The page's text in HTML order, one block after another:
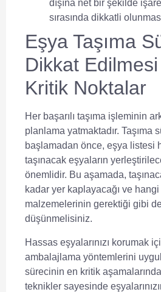
dışına net bir şekilde
sırasında dikkatli
Eşya Taşıma
Dikkat
Kritik Noktalar
Her başarılı taşıma işleminin
planlama yatmaktadır. Taşıma
başlamadan önce, eşya listesi
taşınacak eşyaların
önemlidir. Bu aşamada,
kadar yer kaplayacağı ve
malzemelerinin gerektiği gibi
düşünmelisiniz.
Hassas eşyalarınızı korumak
ambalajlama yöntemlerini
sürecinin en kritik
teknikler sayesinde